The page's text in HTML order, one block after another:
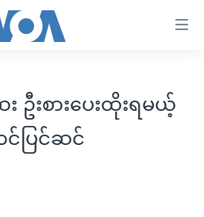
းစားပေးထိုးရမယ့်
ပြင်ဆင်